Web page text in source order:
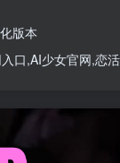
版本
口,AI少女官网,恋